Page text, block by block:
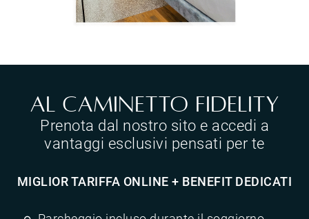
Al Caminetto Fidelity
Prenota dal nostro sito e accedi a
vantaggi esclusivi pensati per te
MIGLIOR TARIFFA ONLINE + BENEFIT DEDICATI